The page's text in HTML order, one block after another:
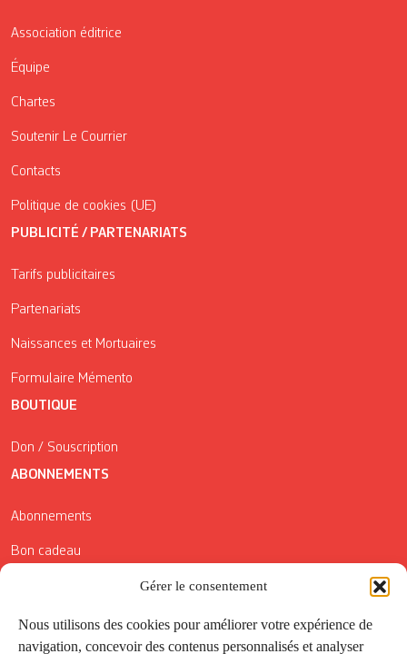
Gérer le consentement
Nous utilisons des cookies pour améliorer votre expérience de
navigation, concevoir des contenus personnalisés et analyser
Association éditrice
Équipe
Chartes
Soutenir Le Courrier
Contacts
Politique de cookies (UE)
PUBLICITÉ / PARTENARIATS
Tarifs publicitaires
Partenariats
Naissances et Mortuaires
Formulaire Mémento
BOUTIQUE
Don / Souscription
ABONNEMENTS
Abonnements
Bon cadeau
Conditions générales de vente
Réductions de la Carte Côté Courrier